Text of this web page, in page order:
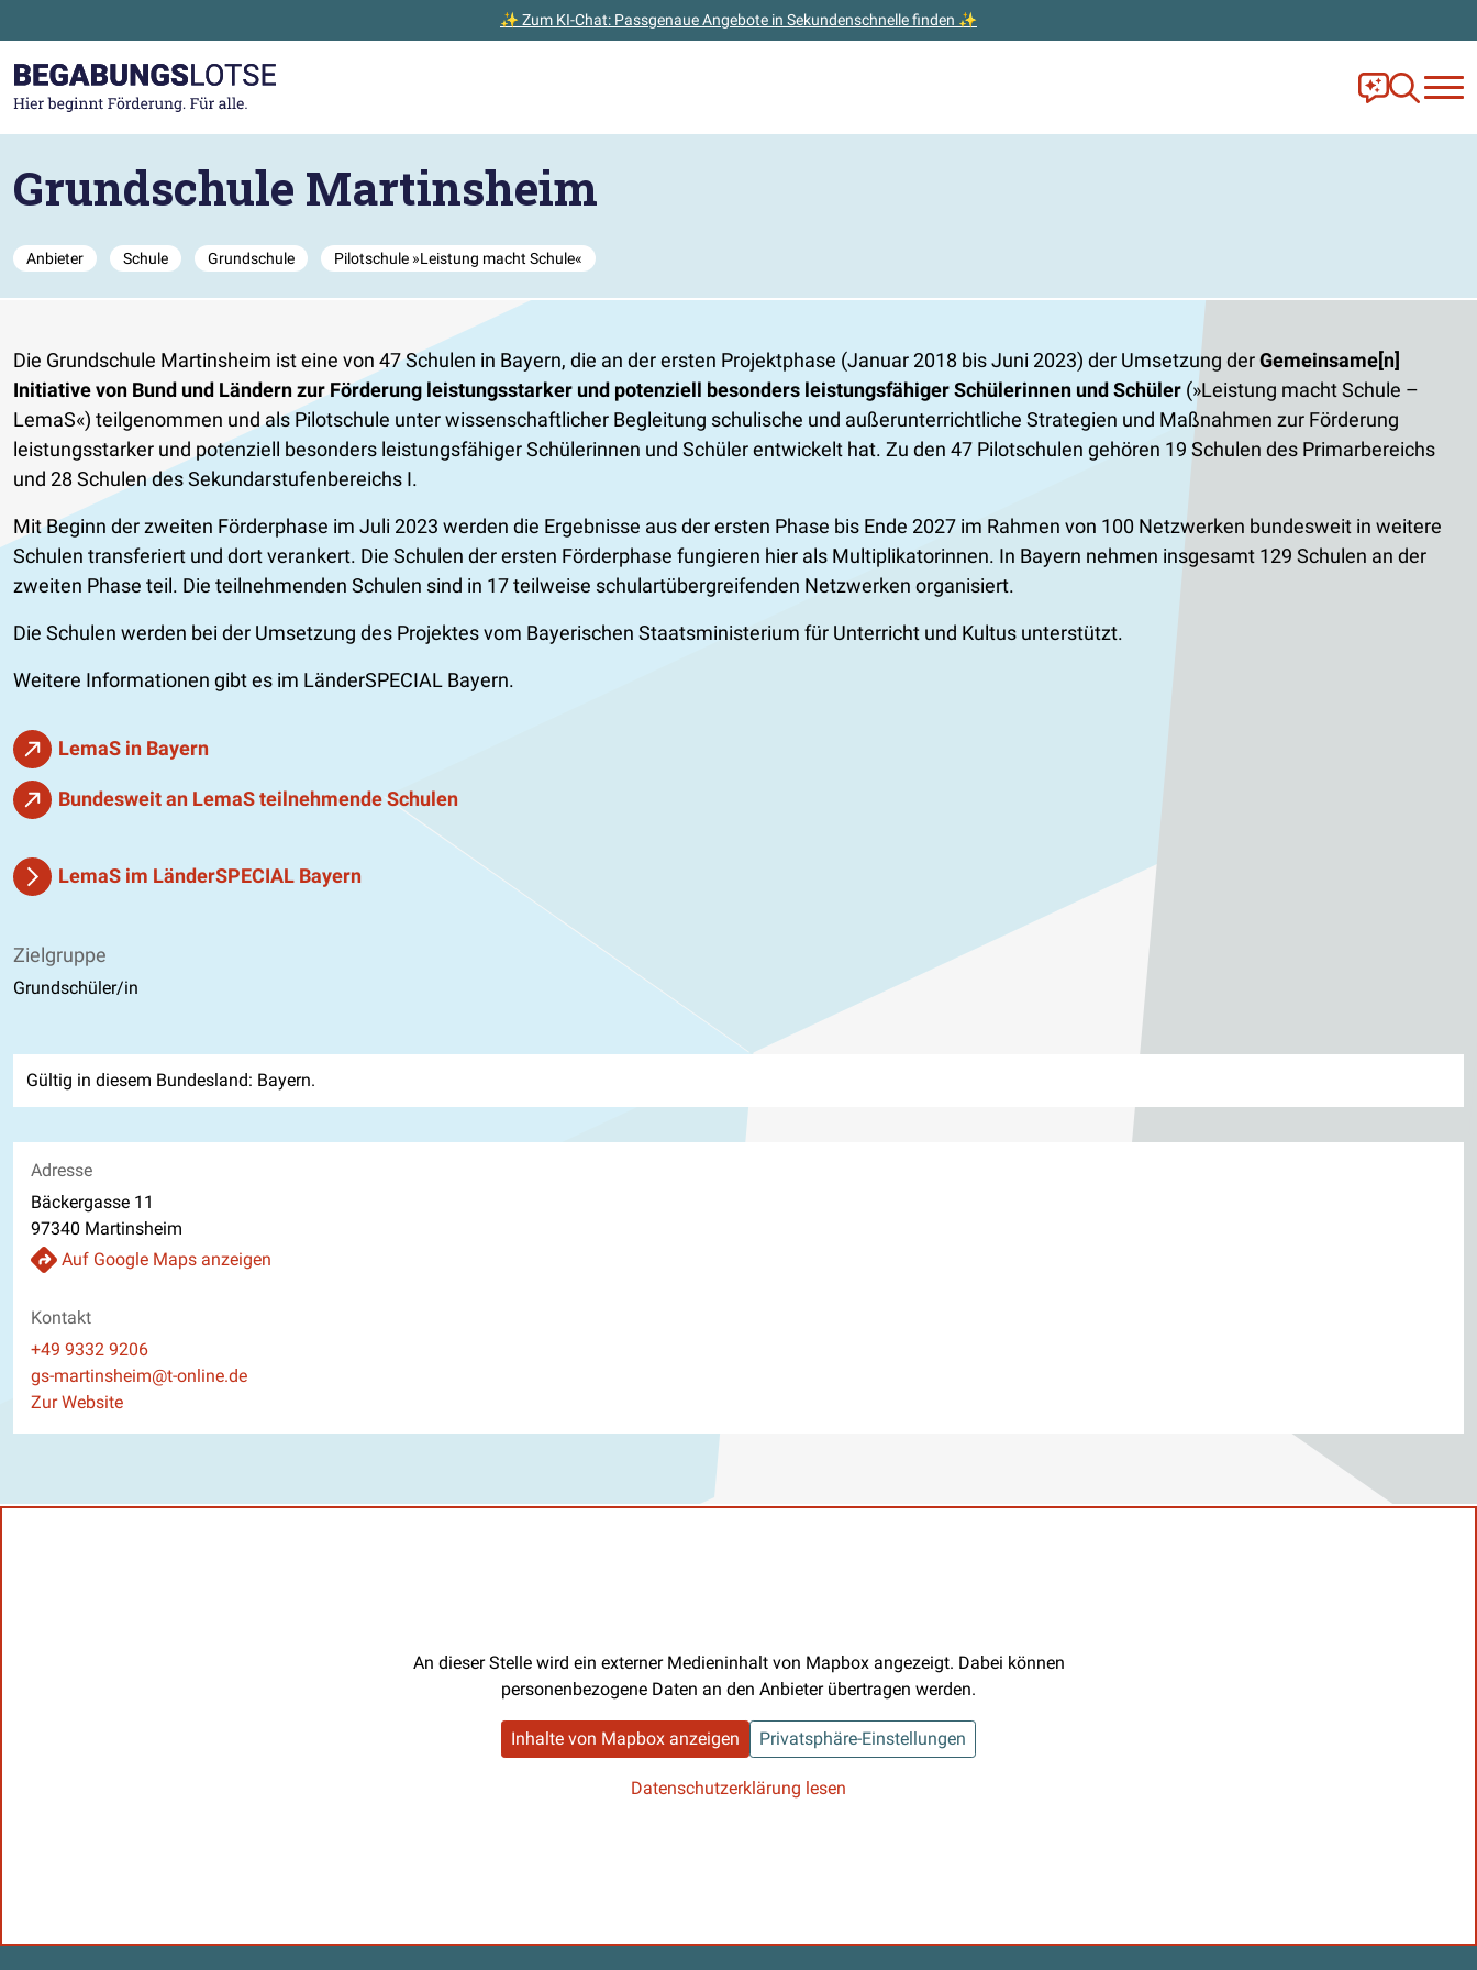
✨ Zum KI-Chat: Passgenaue Angebote in Sekundenschnelle finden ✨
Zur Startseite gehen
Frag Ella!
Zur
Grundschule Martinsheim
Anbieter Schule Grundschule Pilotschule »Leistung macht Schule«
Die Grundschule Martinsheim ist eine von 47 Schulen in Bayern, die an der ersten Projektphase (Januar 2018 bis Juni 2023) der Umsetzung derGemeinsame[n]
Initiative von Bund und Ländern zur Förderung leistungsstarker und potenziell besonders leistungsfähiger Schülerinnen und Schüler (»Leistung macht Schule –
LemaS«) teilgenommen und als Pilotschule unter wissenschaftlicher Begleitung schulische und außerunterrichtliche Strategien und Maßnahmen zur Förderung
leistungsstarker und potenziell besonders leistungsfähiger Schülerinnen und Schüler entwickelt hat. Zu den 47 Pilotschulen gehören 19 Schulen des Primarbereichs
und 28 Schulen des Sekundarstufenbereichs I.
Mit Beginn der zweiten Förderphase im Juli 2023 werden die Ergebnisse aus der ersten Phase bis Ende 2027 im Rahmen von 100 Netzwerken bundesweit in weitere
Schulen transferiert und dort verankert. Die Schulen der ersten Förderphase fungieren hier als Multiplikatorinnen. In Bayern nehmen insgesamt 129 Schulen an der
zweiten Phase teil. Die teilnehmenden Schulen sind in 17 teilweise schulartübergreifenden Netzwerken organisiert.
Die Schulen werden bei der Umsetzung des Projektes vom Bayerischen Staatsministerium für Unterricht und Kultus unterstützt.
Weitere Informationen gibt es im LänderSPECIAL Bayern.
LemaS in Bayern
Bundesweit an LemaS teilnehmende Schulen
LemaS im LänderSPECIAL Bayern
Zielgruppe
Grundschüler/in
Gültig in diesem Bundesland: Bayern.
Adresse
Bäckergasse 11
97340 Martinsheim
Auf Google Maps anzeigen
Kontakt
Telefon
+49 9332 9206
E-Mail
gs-martinsheim@t-online.de
Website
Zur Website
An dieser Stelle wird ein externer Medieninhalt von Mapbox angezeigt. Dabei können
personenbezogene Daten an den Anbieter übertragen werden.
Inhalte von Mapbox anzeigen Privatsphäre-Einstellungen
Datenschutzerklärung lesen